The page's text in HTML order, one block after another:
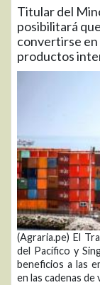
Titular del
posibilitará
convertirse en
productos
(Agraria.pe) El
del Pacífico y
beneficios a las
en las cadenas